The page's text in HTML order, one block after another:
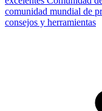
comunidad mundial de
consejos y herramientas